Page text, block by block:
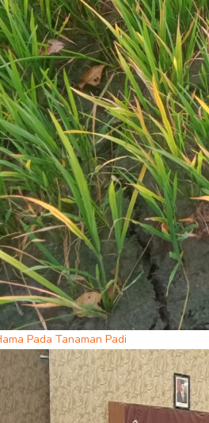
Pada Tanaman Padi